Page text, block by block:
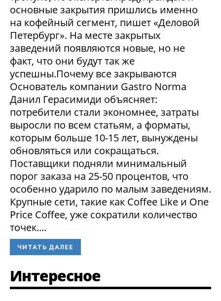
основные закрытия пришлись именно
на кофейный сегмент, пишет «Деловой
Петербург». На месте закрытых
заведений появляются новые, но не
факт, что они будут так же
успешны.Почему все закрываются
Основатель компании Gastro Norma
Данил Герасимиди объясняет:
потребители стали экономнее, затраты
выросли по всем статьям, а форматы,
которым больше 10-15 лет, вынуждены
обновляться или сокращаться.
Поставщики подняли минимальный
порог заказа на 25-50 процентов, что
особенно ударило по малым заведениям.
Крупные сети, такие как Coffee Like и One
Price Coffee, уже сократили количество
точек....
ЧИТАТЬ ДАЛЕЕ
Интересное